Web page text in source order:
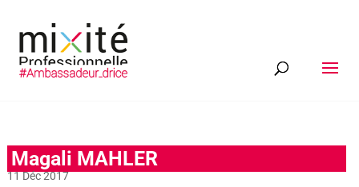
Magali MAHLER
11 Déc 2017